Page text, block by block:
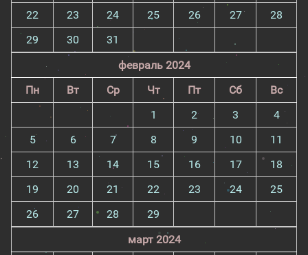
22
23 24 25 26 27
28
29
30
31
февраль 2024
Пн
Вт Ср Чт Пт Сб
Вс
1
2 3
4
5
6 7 8 9 10
11
12
13 14 15 16 17
18
19
20 21 22 23 24
25
26
27 28
29
март 2024